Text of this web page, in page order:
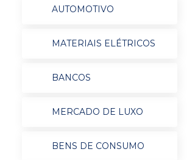
AUTOMOTIVO
MATERIAIS ELÉTRICOS
BANCOS
MERCADO DE LUXO
BENS DE CONSUMO